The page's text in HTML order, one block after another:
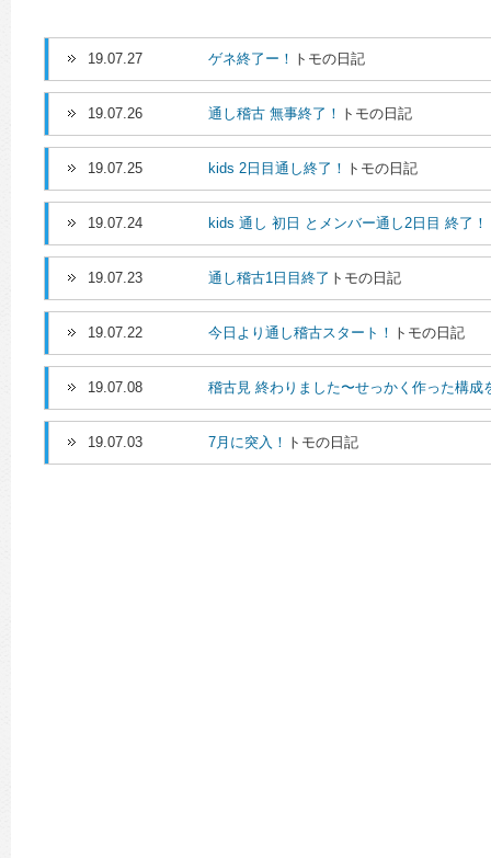
19.07.27 ゲネ終了ー！ トモの日記
19.07.26 通し稽古 無事終了！ トモの日記
19.07.25 kids 2日目通し終了！ トモの日記
19.07.24 kids 通し 初日 とメンバー通し2日目 終了！
19.07.23 通し稽古1日目終了 トモの日記
19.07.22 今日より通し稽古スタート！ トモの日記
19.07.08 稽古見 終わりました〜せっかく作った構成
19.07.03 7月に突入！ トモの日記